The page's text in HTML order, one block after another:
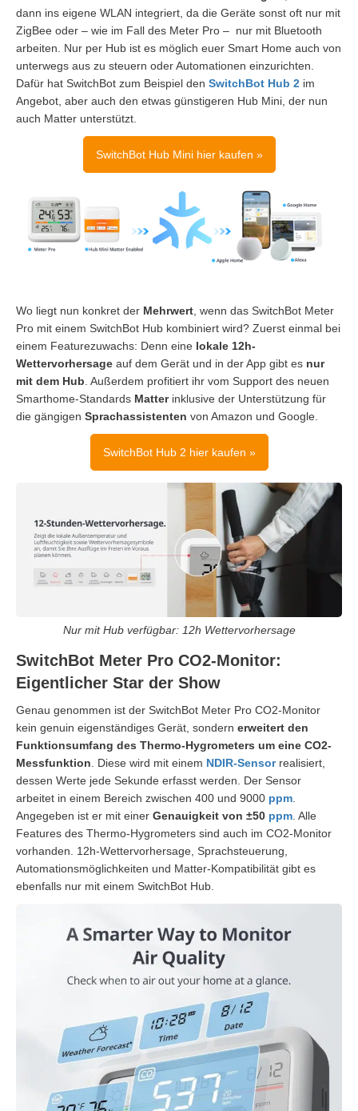
dann ins eigene WLAN integriert, da die Geräte sonst oft nur mit
ZigBee oder – wie im Fall des Meter Pro – nur mit Bluetooth
arbeiten. Nur per Hub ist es möglich euer Smart Home auch von
unterwegs aus zu steuern oder Automationen einzurichten.
Dafür hat SwitchBot zum Beispiel den SwitchBot Hub 2 im
Angebot, aber auch den etwas günstigeren Hub Mini, der nun
auch Matter unterstützt.
SwitchBot Hub Mini hier kaufen »
Wo liegt nun konkret der Mehrwert, wenn das SwitchBot Meter
Pro mit einem SwitchBot Hub kombiniert wird? Zuerst einmal bei
einem Featurezuwachs: Denn eine lokale 12h-
Wettervorhersage auf dem Gerät und in der App gibt es nur
mit dem Hub. Außerdem profitiert ihr vom Support des neuen
Smarthome-Standards Matterinklusive der Unterstützung für
die gängigen Sprachassistenten von Amazon und Google.
SwitchBot Hub 2 hier kaufen »
Nur mit Hub verfügbar: 12h Wettervorhersage
SwitchBot Meter Pro CO2-Monitor:
Eigentlicher Star der Show
Genau genommen ist der SwitchBot Meter Pro CO2-Monitor
kein genuin eigenständiges Gerät, sondern erweitert den
Funktionsumfang des Thermo-Hygrometers um eine CO2-
Messfunktion . Diese wird mit einem NDIR-Sensorrealisiert,
dessen Werte jede Sekunde erfasst werden. Der Sensor
arbeitet in einem Bereich zwischen 400 und 9000 ppm
Angegeben ist er mit einer Genauigkeit von ±50 ppm . Alle
Features des Thermo-Hygrometers sind auch im CO2-Monitor
vorhanden. 12h-Wettervorhersage, Sprachsteuerung,
Automationsmöglichkeiten und Matter-Kompatibilität gibt es
ebenfalls nur mit einem SwitchBot Hub.